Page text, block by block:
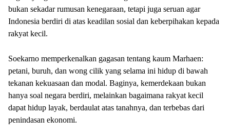
bukan sekadar rumusan kenegaraan, tetapi juga seruan agar
Indonesia berdiri di atas keadilan sosial dan keberpihakan kepada
rakyat kecil.
Soekarno memperkenalkan gagasan tentang kaum Marhaen:
petani, buruh, dan wong cilik yang selama ini hidup di bawah
tekanan kekuasaan dan modal. Baginya, kemerdekaan bukan
hanya soal negara berdiri, melainkan bagaimana rakyat kecil
dapat hidup layak, berdaulat atas tanahnya, dan terbebas dari
penindasan ekonomi.